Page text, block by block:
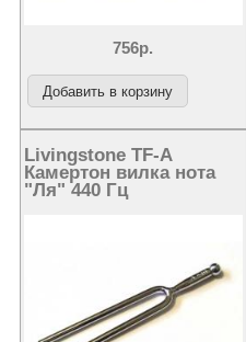
756р.
Livingstone TF-A
Камертон вилка нота
"Ля" 440 Гц